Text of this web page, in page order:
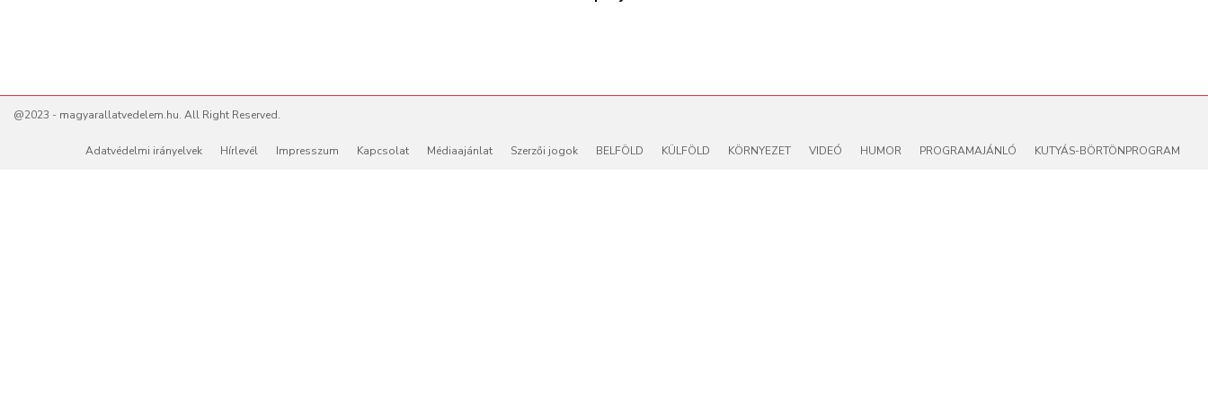
@2023 - magyarallatvedelem.hu. All Right Reserved.
Adatvédelmi irányelvek Hírlevél Impresszum Kapcsolat Médiaajánlat Szerzői jogok BELFÖLD KÜLFÖLD KÖRNYEZET VIDEÓ HUMOR PROGRAMAJÁNLÓ KUTYÁS-BÖRTÖNPROGRAM